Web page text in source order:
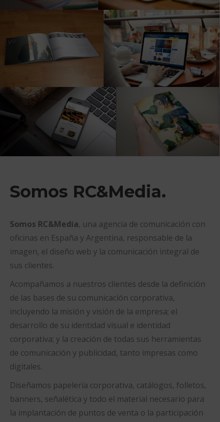
Somos RC&Media.
Somos RC&Media, una agencia de comunicación con
oficinas en España y Argentina, responsable de la
imagen, el diseño web y la comunicación integral de
sus clientes.
Acompañamos a nuestros clientes desde la definición
de las bases de su comunicación corporativa,
incluyendo la misión y visión de la empresa; el
desarrollo de su identidad visual e identidad
corporativa; y la creación de todas sus herramientas
de comunicación y publicidad, tanto impresas como
digitales.
Diseñamos papelería corporativa, catálogos, folletos,
banners, señalética y todo el material necesario para
la implantación de puntos de venta o la participación